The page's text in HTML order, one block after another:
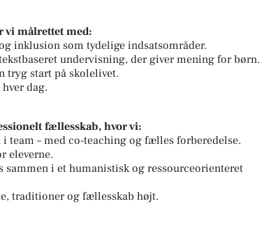
vi målrettet med:
inklusion som tydelige indsatsområder.
undervisning, der giver mening for børn.
tryg start på skolelivet.
dag.
fællesskab, hvor vi:
team – med co-teaching og fælles forberedelse.
eleverne.
sammen i et humanistisk og ressourceorienteret
traditioner og fællesskab højt.